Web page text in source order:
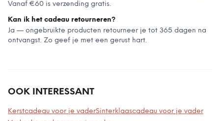
Vanaf €60 is verzending gratis.
Kan ik het cadeau retourneren?
Ja — ongebruikte producten retourneer je tot 365 dagen na
ontvangst. Zo geef je met een gerust hart.
OOK INTERESSANT
Kerstcadeau voor je vaderSinterklaascadeau voor je vader